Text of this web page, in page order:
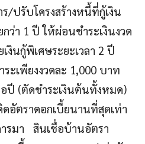
/ปรับโครงสร้างหนี้ที่กู้เงิน
ว่า 1 ปี ให้ผ่อนชำระเงินงวด
งินกู้พิเศษระยะเวลา 2 ปี
ะเพียงงวดละ 1,000 บาท
ปี (ตัดชำระเงินต้นทั้งหมด)
ดอัตราดอกเบี้ยนานที่สุดเท่า
ารมา สินเชื่อบ้านอัตรา